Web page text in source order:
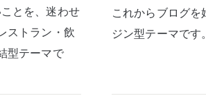
とを、迷わせ
ストラン・飲
型テーマで
これからブログ
ジン型テーマです